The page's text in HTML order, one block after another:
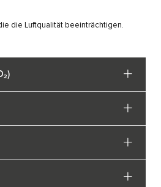
die Luftqualität beeinträchtigen.